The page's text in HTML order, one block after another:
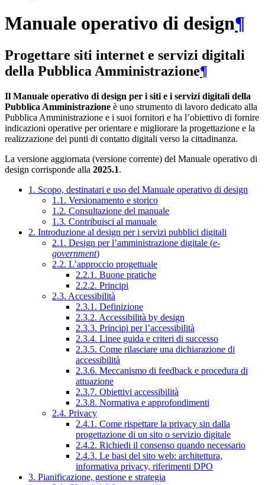
Manuale operativo di design¶
Progettare siti internet e servizi digitali
della Pubblica Amministrazione¶
Il Manuale operativo di design per i siti e i servizi digitali della
Pubblica Amministrazione è uno strumento di lavoro dedicato alla
Pubblica Amministrazione e i suoi fornitori e ha l’obiettivo di fornire
indicazioni operative per orientare e migliorare la progettazione e la
realizzazione dei punti di contatto digitali verso la cittadinanza.
La versione aggiornata (versione corrente) del Manuale operativo di
design corrisponde alla 2025.1.
1. Scopo, destinatari e uso del Manuale operativo di design
1.1. Versionamento e storico
1.2. Consultazione del manuale
1.3. Contribuisci al manuale
2. Introduzione al design per i servizi pubblici digitali
2.1. Design per l’amministrazione digitale (e-
government)
2.2. L’approccio progettuale
2.2.1. Buone pratiche
2.2.2. Principi
2.3. Accessibilità
2.3.1. Definizione
2.3.2. Accessibilità by design
2.3.3. Principi per l’accessibilità
2.3.4. Linee guida e criteri di successo
2.3.5. Come rilasciare una dichiarazione di
accessibilità
2.3.6. Meccanismo di feedback e procedura di
attuazione
2.3.7. Obiettivi accessibilità
2.3.8. Normativa e approfondimenti
2.4. Privacy
2.4.1. Come rispettare la privacy sin dalla
progettazione di un sito o servizio digitale
2.4.2. Richiedi il consenso quando necessario
2.4.3. Le basi del sito web: architettura,
informativa privacy, riferimenti DPO
3. Pianificazione, gestione e strategia